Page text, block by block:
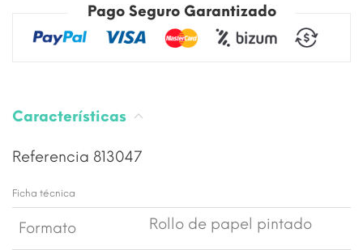
Pago Seguro Garantizado
Características
Referencia 813047
Ficha técnica
Formato Rollo de papel pintado